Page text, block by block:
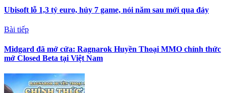
Ubisoft lỗ 1,3 tỷ euro, hủy 7 game, nói năm sau mới qua đáy
Bài tiếp
Midgard đã mở cửa: Ragnarok Huyền Thoại MMO chính thức
mở Closed Beta tại Việt Nam